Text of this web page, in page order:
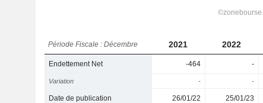
Période Fiscale : Décembre 2021 2022
Endettement Net -464 -
Variation - -
Date de publication 26/01/22 25/01/23